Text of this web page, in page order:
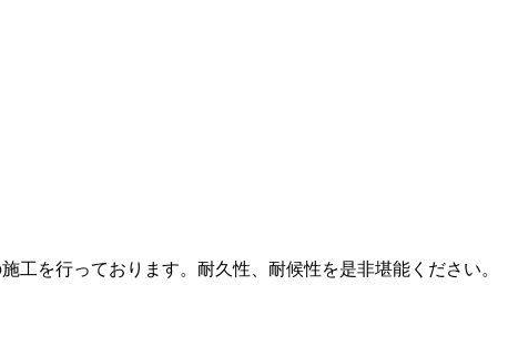
を行っております。耐久性、耐候性を是非堪能ください。